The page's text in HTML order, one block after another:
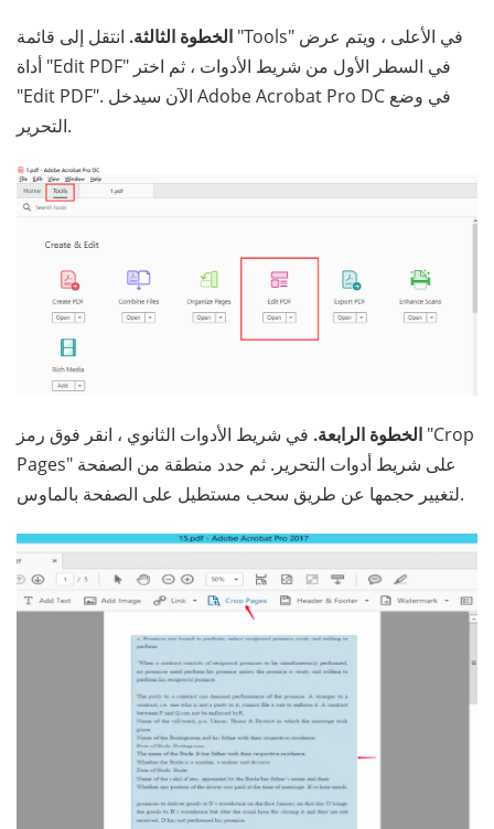
الخطوة الثالثة. انتقل إلى قائمة "Tools" في الأعلى ، ويتم عرض
أداة "Edit PDF" في السطر الأول من شريط الأدوات ، ثم اختر
"Edit PDF". الآن سيدخل Adobe Acrobat Pro DC في وضع
التحرير.
الخطوة الرابعة. في شريط الأدوات الثانوي ، انقر فوق رمز "Crop
Pages" على شريط أدوات التحرير. ثم حدد منطقة من الصفحة
لتغيير حجمها عن طريق سحب مستطيل على الصفحة بالماوس.